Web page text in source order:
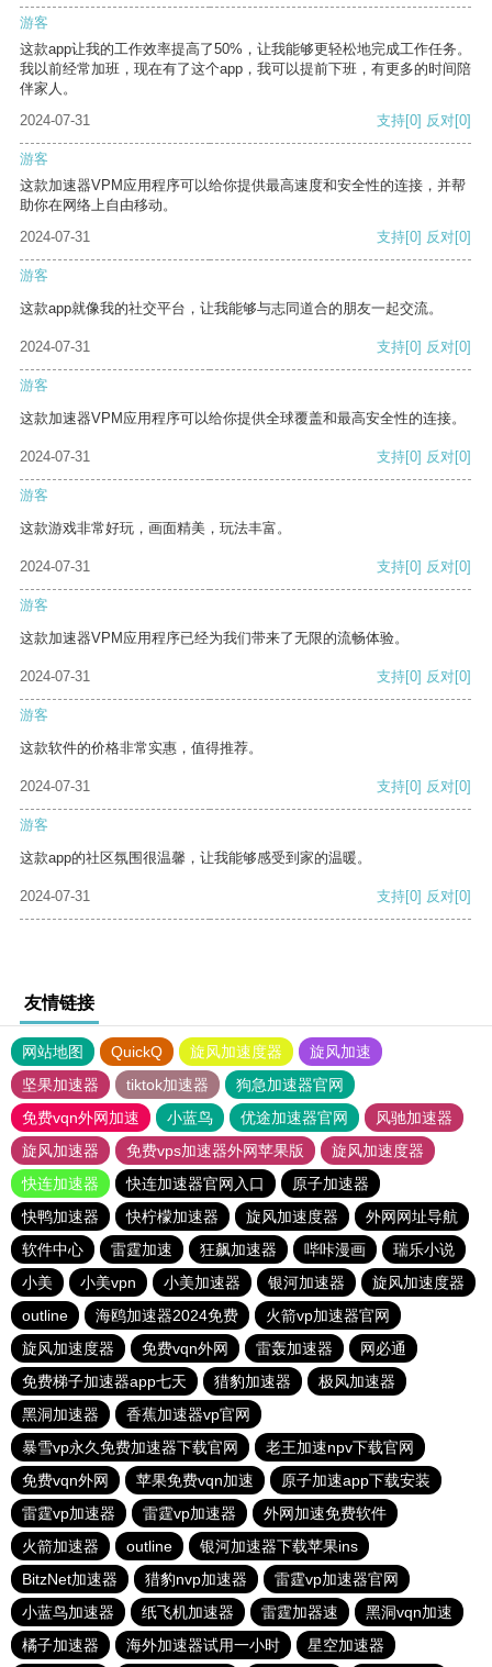
游客
这款app让我的工作效率提高了50%，让我能够更轻松地完成工作任务。
我以前经常加班，现在有了这个app，我可以提前下班，有更多的时间陪
伴家人。
2024-07-31
支持[0] 反对[0]
游客
这款加速器VPM应用程序可以给你提供最高速度和安全性的连接，并帮
助你在网络上自由移动。
2024-07-31
支持[0] 反对[0]
游客
这款app就像我的社交平台，让我能够与志同道合的朋友一起交流。
2024-07-31 支持[0] 反对[0]
游客
这款加速器VPM应用程序可以给你提供全球覆盖和最高安全性的连接。
2024-07-31 支持[0] 反对[0]
游客
这款游戏非常好玩，画面精美，玩法丰富。
2024-07-31 支持[0] 反对[0]
游客
这款加速器VPM应用程序已经为我们带来了无限的流畅体验。
2024-07-31 支持[0] 反对[0]
游客
这款软件的价格非常实惠，值得推荐。
2024-07-31 支持[0] 反对[0]
游客
这款app的社区氛围很温馨，让我能够感受到家的温暖。
2024-07-31 支持[0] 反对[0]
友情链接
网站地图 QuickQ 旋风加速度器
旋风加速
坚果加速器
tiktok加速器
狗急加速器官网
免费vqn外网加速
小蓝鸟 优途加速器官网
风驰加速器
旋风加速器
免费vps加速器外网苹果版
旋风加速度器
快连加速器
快连加速器官网入口
原子加速器
快鸭加速器
快柠檬加速器 旋风加速度器
外网网址导航
软件中心
雷霆加速 狂飙加速器 哔咔漫画
瑞乐小说
小美
小美vpn 小美加速器 银河加速器
旋风加速度器
outline
海鸥加速器2024免费
火箭vp加速器官网
旋风加速度器
免费vqn外网 雷轰加速器
网必通
免费梯子加速器app七天
猎豹加速器
极风加速器
黑洞加速器
香蕉加速器vp官网
暴雪vp永久免费加速器下载官网
老王加速npv下载官网
免费vqn外网
苹果免费vqn加速
原子加速app下载安装
雷霆vp加速器
雷霆vp加速器
外网加速免费软件
火箭加速器
outline
银河加速器下载苹果ins
BitzNet加速器
猎豹nvp加速器
雷霆vp加速器官网
小蓝鸟加速器
纸飞机加速器 雷霆加器速
黑洞vqn加速
橘子加速器
海外加速器试用一小时 星空加速器